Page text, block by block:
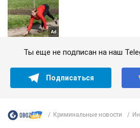
Ты еще не подписан на наш
Подписаться
Криминальные новости